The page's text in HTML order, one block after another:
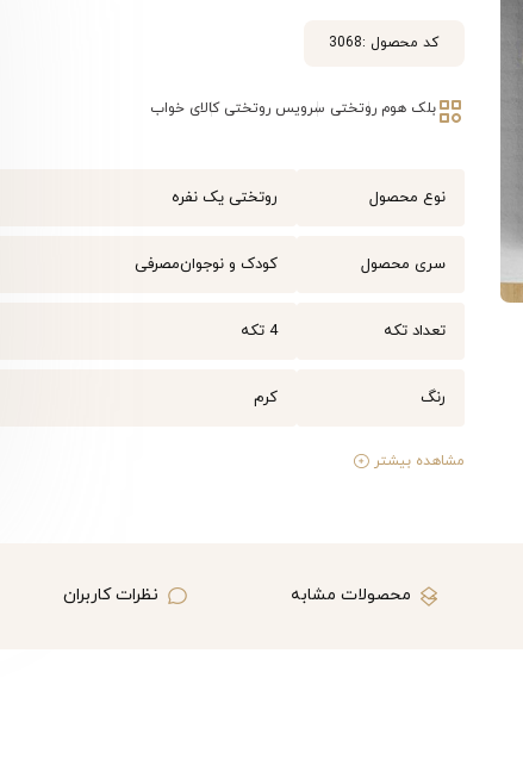
کد محصول :3068
بلک هوم روتختی سرویس روتختی کالای خواب
نوع محصول روتختی یک نفره
سری محصول کودک و نوجوانمصرفی
تعداد تکه 4 تکه
رنگ کرم
مشاهده بیشتر
محصولات مشابه نظرات کاربران